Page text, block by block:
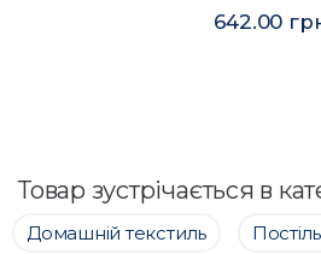
642.00
Товар зустрічається в
Домашній текстиль